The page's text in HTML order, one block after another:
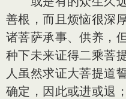
善根，而且烦恼很深
诸菩萨承事、供养，
种下未来证得二乘菩
人虽然求证大菩提道
确定，因此或进或退